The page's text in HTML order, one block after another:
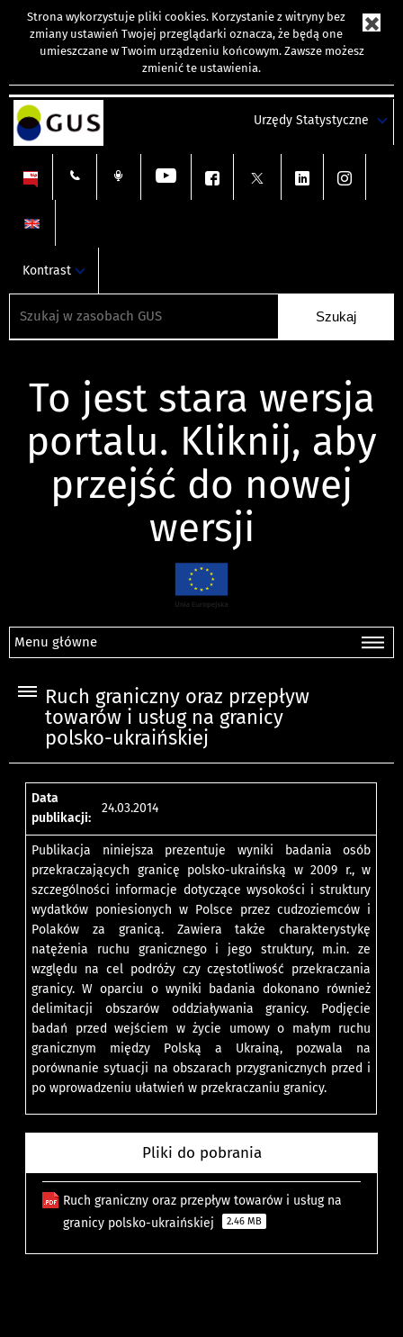
Strona wykorzystuje pliki cookies. Korzystanie z witryny bez
zmiany ustawień Twojej przeglądarki oznacza, że będą one
umieszczane w Twoim urządzeniu końcowym. Zawsze możesz
zmienić te ustawienia.
Urzędy Statystyczne
Kontrast
To jest stara wersja
portalu. Kliknij, aby
przejść do nowej
wersji
Menu główne
Ruch graniczny oraz przepływ
towarów i usług na granicy
polsko-ukraińskiej
Data
publikacji:
24.03.2014
Publikacja niniejsza prezentuje wyniki badania osób
przekraczających granicę polsko-ukraińską w 2009 r., w
szczególności informacje dotyczące wysokości i struktury
wydatków poniesionych w Polsce przez cudzoziemców i
Polaków za granicą. Zawiera także charakterystykę
natężenia ruchu granicznego i jego struktury, m.in. ze
względu na cel podróży czy częstotliwość przekraczania
granicy. W oparciu o wyniki badania dokonano również
delimitacji obszarów oddziaływania granicy. Podjęcie
badań przed wejściem w życie umowy o małym ruchu
granicznym między Polską a Ukrainą, pozwala na
porównanie sytuacji na obszarach przygranicznych przed i
po wprowadzeniu ułatwień w przekraczaniu granicy.
Pliki do pobrania
Ruch graniczny oraz przepływ towarów i usług na
granicy polsko-ukraińskiej
2.46 MB